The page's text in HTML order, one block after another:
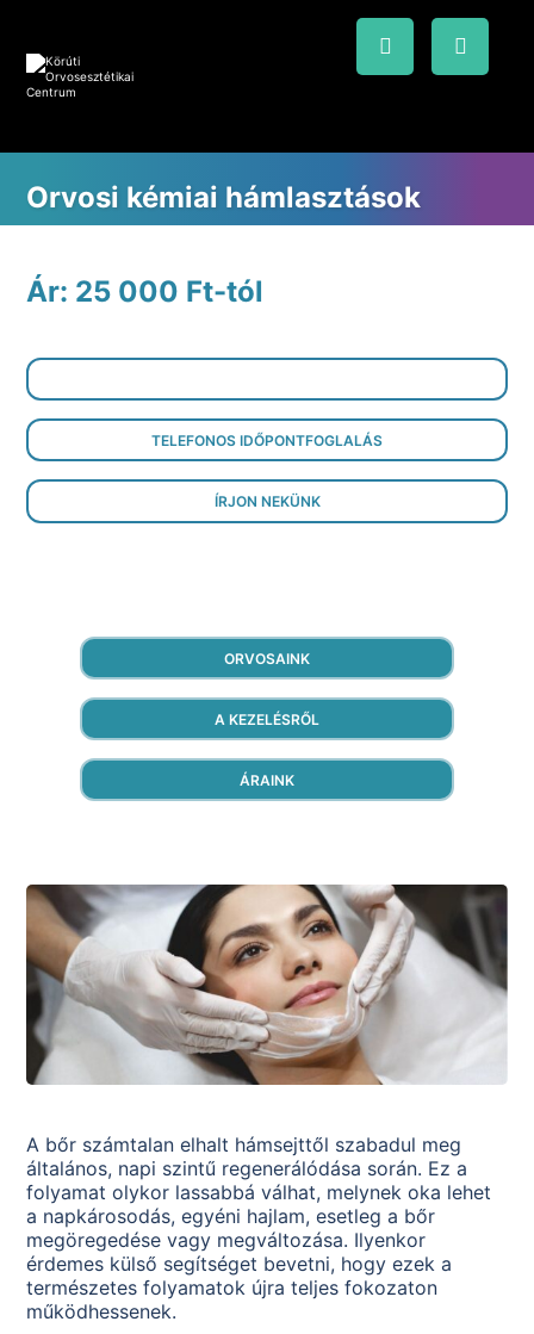
Orvosi kémiai hámlasztások
Ár: 25 000 Ft-tól
TELEFONOS IDŐPONTFOGLALÁS
ÍRJON NEKÜNK
ORVOSAINK
A KEZELÉSRŐL
ÁRAINK
A bőr számtalan elhalt hámsejttől szabadul meg
általános, napi szintű regenerálódása során. Ez a
folyamat olykor lassabbá válhat, melynek oka lehet
a napkárosodás, egyéni hajlam, esetleg a bőr
megöregedése vagy megváltozása. Ilyenkor
érdemes külső segítséget bevetni, hogy ezek a
természetes folyamatok újra teljes fokozaton
működhessenek.